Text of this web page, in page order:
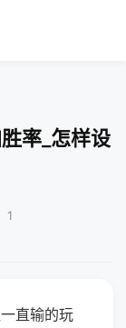
率_怎样设
1
直输的玩